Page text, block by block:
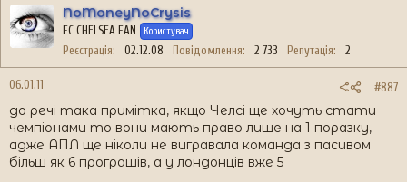
NoMoneyNoCrysis
FC CHELSEA FAN Користувач
Реєстрація 02.12.08 Повідомлення 2 733 Репутація 2
06.01.11 #887
до речі така примітка, якщо Челсі ще хочуть стати
чемпіонами то вони мають право лише на 1 поразку,
адже АПЛ ще ніколи не вигравала команда з пасивом
більш як 6 програшів, а у лондонців вже 5